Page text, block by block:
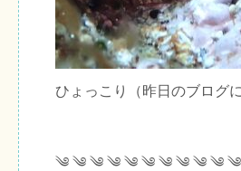
ひょっこり（昨日のブログ
༄ ༄ ༄ ༄ ༄ ༄ ༄ ༄ ༄ ༄